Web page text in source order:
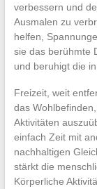
verbessern und
Ausmalen zu
helfen,
sie das berühmte
und beruhigt die
Freizeit, weit
das
Aktivitäten
einfach Zeit mit
nachhaltigen
stärkt die
Körperliche